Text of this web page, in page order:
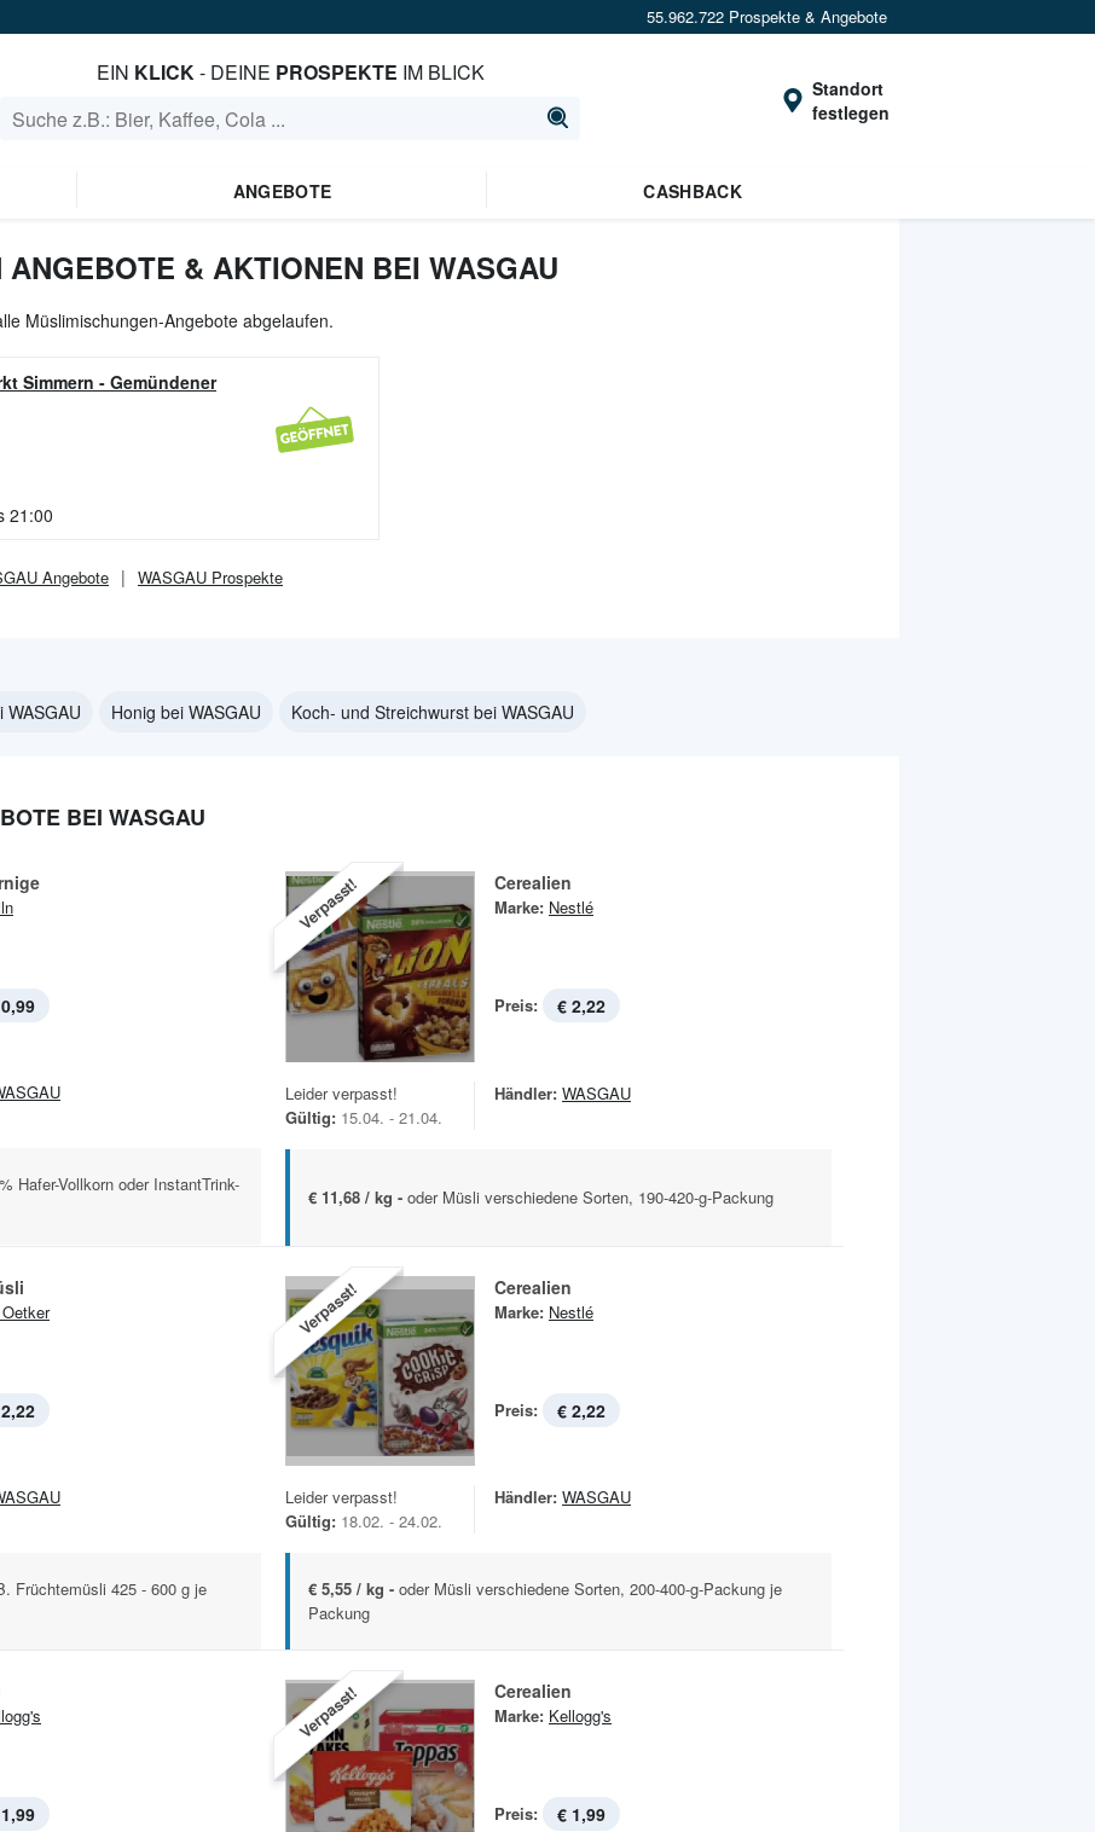
55.962.722 Prospekte & Angebote
EIN KLICK- DEINE PROSPEKTE IM BLICK
Standort
festlegen
ANGEBOTE CASHBACK
& AKTIONEN BEI WASGAU
Müslimischungen-Angebote abgelaufen.
Simmern - Gemündener
21:00
Angebote WASGAU Prospekte
WASGAU Honig bei WASGAU Koch- und Streichwurst bei WASGAU
BEI WASGAU
Hafer-Vollkorn oder InstantTrink-
Verpasst! Cerealien
Marke: Nestlé
Preis: € 2,22
Leider verpasst!
Gültig: 15.04. - 21.04.
Händler: WASGAU
€ 11,68 / kg - oder Müsli verschiedene Sorten, 190-420-g-Packung
Früchtemüsli 425 - 600 g je
Verpasst! Cerealien
Marke: Nestlé
Preis: € 2,22
Leider verpasst!
Gültig: 18.02. - 24.02.
Händler: WASGAU
€ 5,55 / kg - oder Müsli verschiedene Sorten, 200-400-g-Packung je
Packung
Verpasst! Cerealien
Marke: Kellogg's
Preis: € 1,99